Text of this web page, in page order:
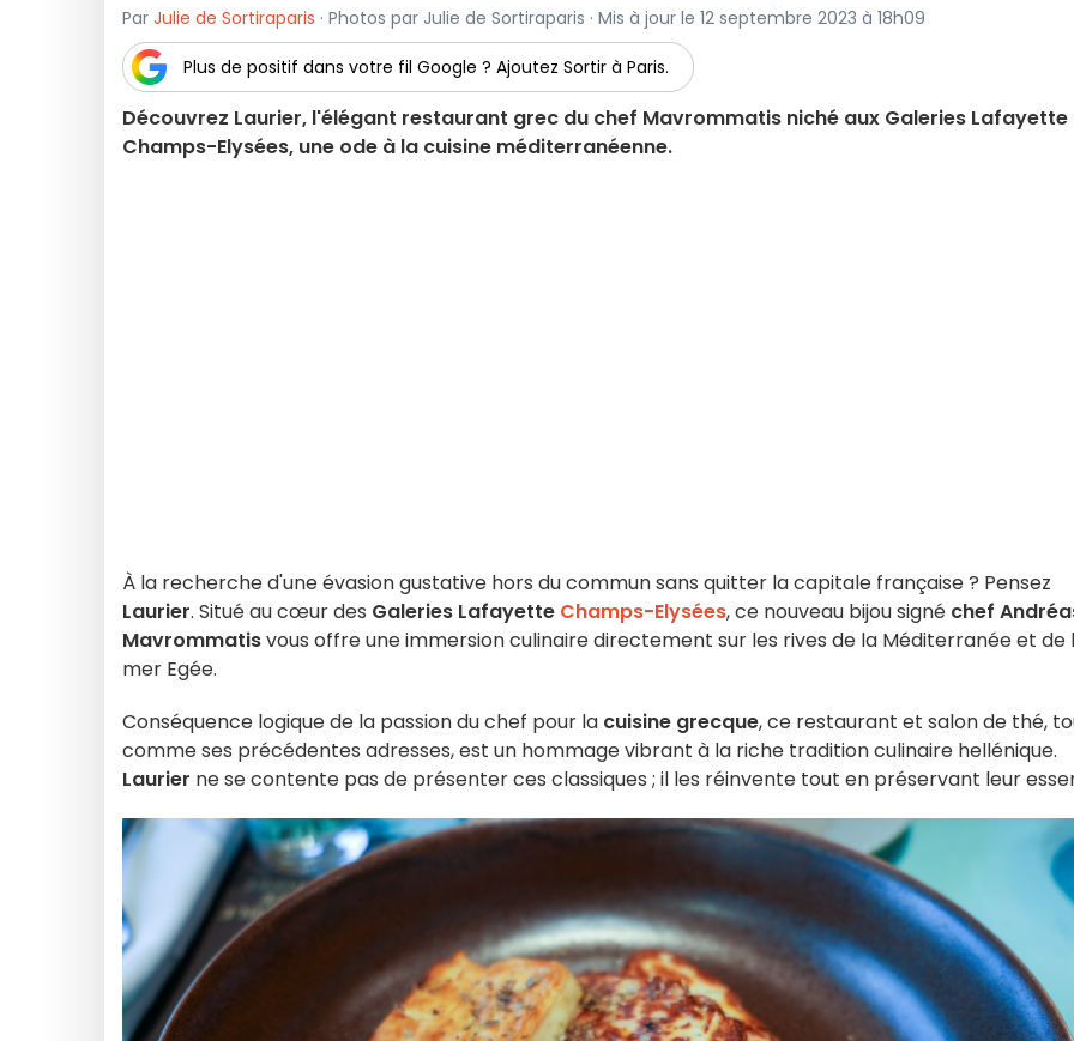
Par Julie de Sortiraparis · Photos par Julie de Sortiraparis · Mis à jour le 12 septembre 2023 à 18h09
Plus de positif dans votre fil Google ? Ajoutez Sortir à Paris.
Découvrez Laurier, l'élégant restaurant grec du chef Mavrommatis niché aux Galeries Lafayette
Champs-Elysées, une ode à la cuisine méditerranéenne.
À la recherche d'une évasion gustative hors du commun sans quitter la capitale française ? Pensez
Laurier. Situé au cœur des Galeries Lafayette Champs-Elysées, ce nouveau bijou signé chef
Mavrommatisvous offre une immersion culinaire directement sur les rives de la Méditerranée et de
mer Egée.
Conséquence logique de la passion du chef pour la cuisine grecque, ce restaurant et salon de thé,
comme ses précédentes adresses, est un hommage vibrant à la riche tradition culinaire hellénique.
Laurier ne se contente pas de présenter ces classiques ; il les réinvente tout en préservant leur